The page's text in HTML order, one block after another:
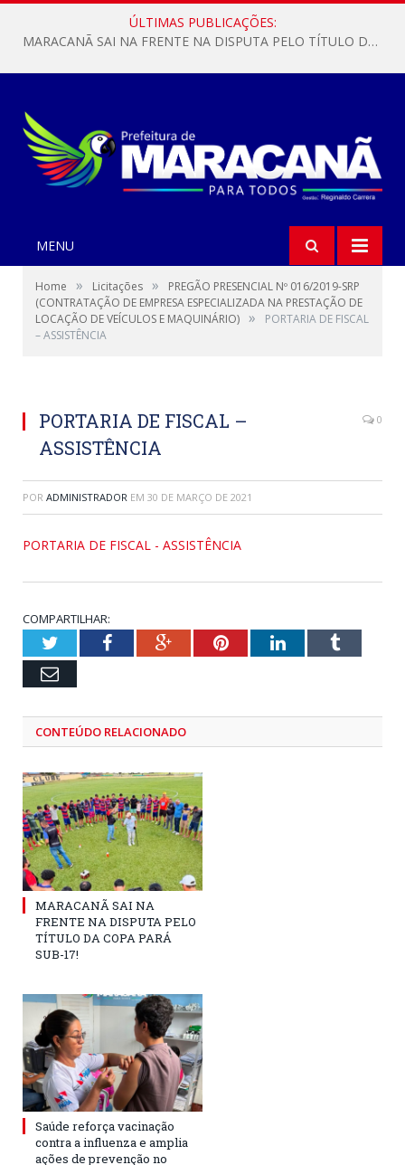
ÚLTIMAS PUBLICAÇÕES:
MARACANÃ SAI NA FRENTE NA DISPUTA PELO TÍTULO DA COPA PARÁ SUB-17!
MENU
Home » Licitações »
PREGÃO PRESENCIAL Nº 016/2019-SRP
(CONTRATAÇÃO DE EMPRESA ESPECIALIZADA NA PRESTAÇÃO DE
LOCAÇÃO DE VEÍCULOS E MAQUINÁRIO) »
PORTARIA DE FISCAL
– ASSISTÊNCIA
PORTARIA DE FISCAL –
ASSISTÊNCIA
0
POR ADMINISTRADOR EM 30 DE MARÇO DE 2021
PORTARIA DE FISCAL - ASSISTÊNCIA
COMPARTILHAR:
TwitterFacebookGoogle+PinterestLinkedInTumblr
Email
CONTEÚDO RELACIONADO
MARACANÃ SAI NA
FRENTE NA DISPUTA PELO
TÍTULO DA COPA PARÁ
SUB-17!
Saúde reforça vacinação
contra a influenza e amplia
ações de prevenção no